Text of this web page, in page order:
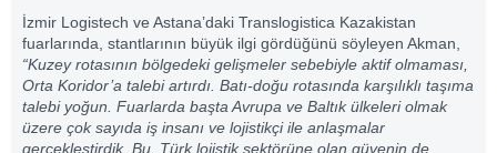
İzmir Logistech ve Astana’daki Translogistica Kazakistan
fuarlarında, stantlarının büyük ilgi gördüğünü söyleyen Akman,
“Kuzey rotasının bölgedeki gelişmeler sebebiyle aktif olmaması,
Orta Koridor’a talebi artırdı. Batı-doğu rotasında karşılıklı taşıma
talebi yoğun. Fuarlarda başta Avrupa ve Baltık ülkeleri olmak
üzere çok sayıda iş insanı ve lojistikçi ile anlaşmalar
gerçekleştirdik. Bu, Türk lojistik sektörüne olan güvenin de